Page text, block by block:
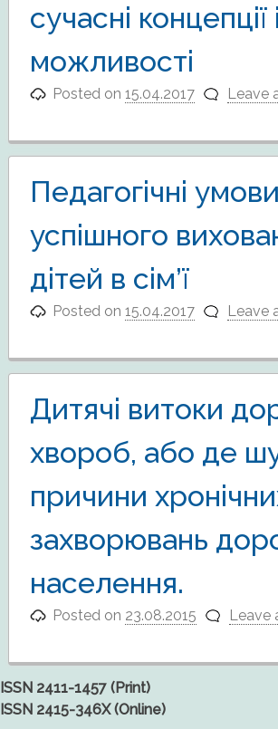
сучасні концепції
можливості
Posted on15.04.2017 Leave
Педагогічні умови
успішного
дітей в сім’ї
Posted on15.04.2017 Leave
Дитячі витоки
хвороб, або де
причини
захворювань
населення.
Posted on 23.08.2015 Leave
ISSN 2411-1457 (Print)
ISSN 2415-346X (Online)